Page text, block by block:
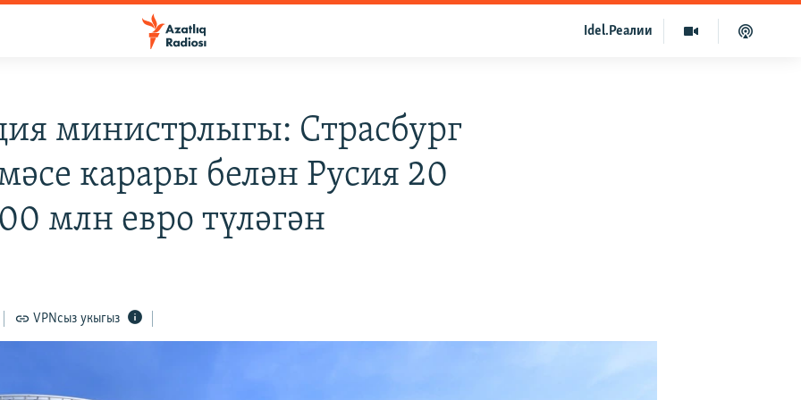
Idel.Реалии
министрлыгы: Страсбург
карары белән Русия 20
млн евро түләгән
VPNсыз укыгыз